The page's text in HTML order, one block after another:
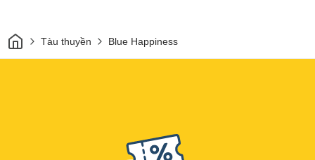
Trang chủ
Tàu thuyền Blue Happiness